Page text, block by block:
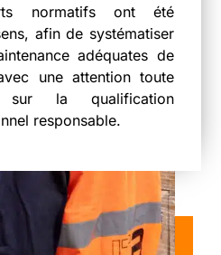
normatifs ont été
afin de systématiser
adéquates de
une attention toute
sur la qualification
responsable.